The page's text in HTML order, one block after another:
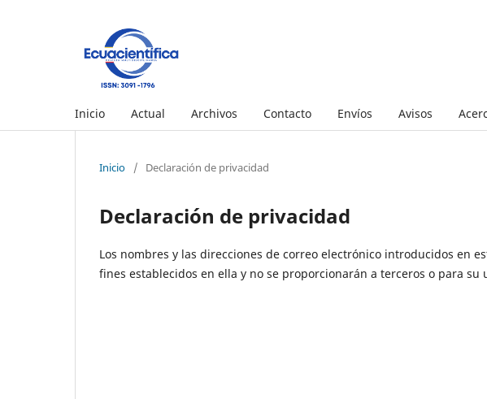
Inicio Actual Archivos Contacto Envíos Avisos
Inicio / Declaración de privacidad
Declaración de privacidad
Los nombres y las direcciones de correo electrónico introducidos en
fines establecidos en ella y no se proporcionarán a terceros o para su